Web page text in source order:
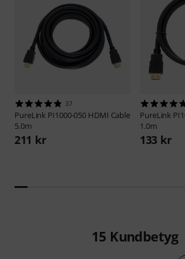
37
PureLink PI1000-050 HDMI Cable
5.0m
211 kr
PureLink
1.0m
133 kr
15 Kundbetyg